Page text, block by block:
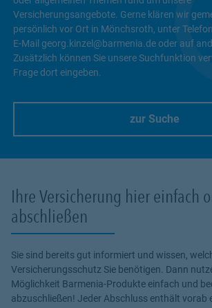
Versicherungsangebote. Gerne klären wir
persönlich vor Ort in Mönchsroth, unter
E-Mail georg.kinzel@barmenia.de oder auf
Zusätzlich können Sie unsere Suchfunktion
Frage dort eingeben.
zur Suche
Ihre Versicherung hier einfach
abschließen
Sie sind bereits gut informiert und wissen,
Versicherungsschutz Sie benötigen. Dann
Möglichkeit Barmenia-Produkte einfach und
abzuschließen! Jeder Abschluss enthält vorab